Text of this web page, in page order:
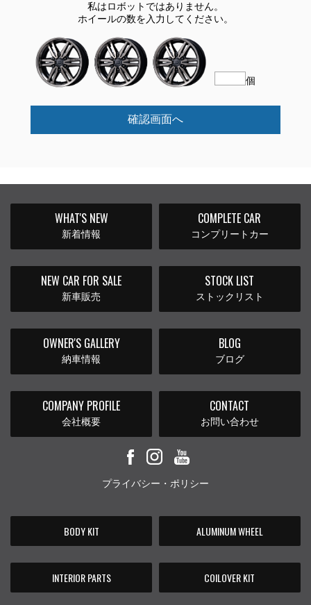
私はロボットではありません。
ホイールの数を入力してください。
個
確認画面へ
WHAT'S NEW
新着情報
COMPLETE CAR
コンプリートカー
NEW CAR FOR SALE
新車販売
STOCK LIST
ストックリスト
OWNER'S GALLERY
納車情報
BLOG
ブログ
COMPANY PROFILE
会社概要
CONTACT
お問い合わせ
プライバシー・ポリシー
BODY KIT ALUMINUM WHEEL
INTERIOR PARTS COILOVER KIT